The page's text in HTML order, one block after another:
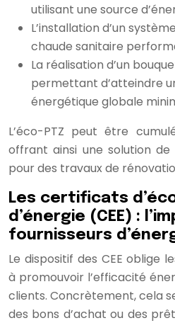
utilisant une source
L’installation d’un
chaude sanitaire
La réalisation d’un
permettant d’atteindre
énergétique globale
L’éco-PTZ peut être
offrant ainsi une solution
pour des travaux de
Les certificats
d’énergie (CEE) :
fournisseurs
Le dispositif des CEE oblige
à promouvoir l’efficacité
clients. Concrètement, cela
des bons d’achat ou des